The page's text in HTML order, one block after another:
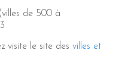
de 500 à
visite le site des villes et